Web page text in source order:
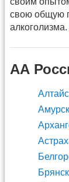
свою общую
алкоголизма.
АА